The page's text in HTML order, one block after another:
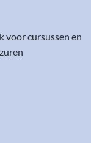
voor cursussen en